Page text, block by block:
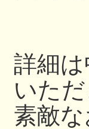
詳細
いただ
素敵